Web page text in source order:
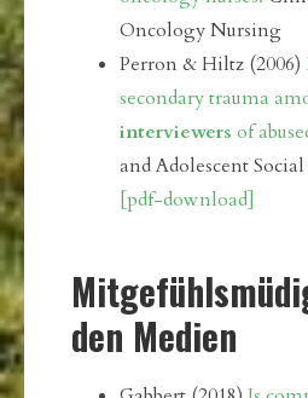
Oncology Nursing
Perron & Hiltz (2006)
secondary trauma
interviewers of
and Adolescent
[pdf-download]
den Medien